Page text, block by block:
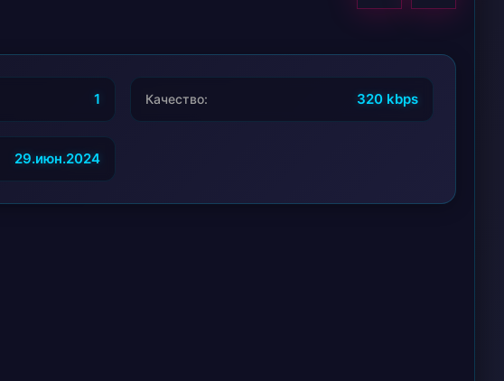
1 Качество: 320 kbps
29.июн.2024